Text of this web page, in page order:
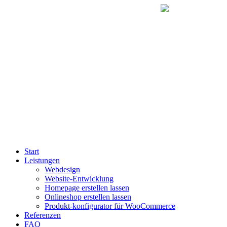
Start
Leistungen
Webdesign
Website-Entwicklung
Homepage erstellen lassen
Onlineshop erstellen lassen
Produkt-konfigurator für WooCommerce
Referenzen
FAQ